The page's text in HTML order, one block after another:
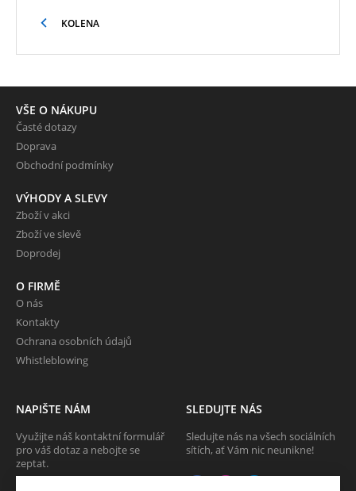
KOLENA
VŠE O NÁKUPU
Časté dotazy
Doprava
Obchodní podmínky
VÝHODY A SLEVY
Zboží v akci
Zboží ve slevě
Doprodej
O FIRMĚ
O nás
Kontakty
Ochrana osobních údajů
Whistleblowing
NAPIŠTE NÁM
Využijte náš kontaktní formulář
pro váš dotaz a nebojte se
zeptat.
SLEDUJTE NÁS
Sledujte nás na všech sociálních
sítích, ať Vám nic neunikne!